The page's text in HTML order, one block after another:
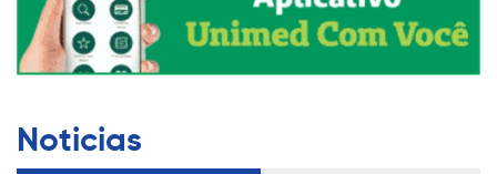
Noticias